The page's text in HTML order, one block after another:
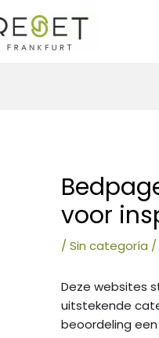
voor
/Sin categoría /
Deze websites
uitstekende
beoordeling